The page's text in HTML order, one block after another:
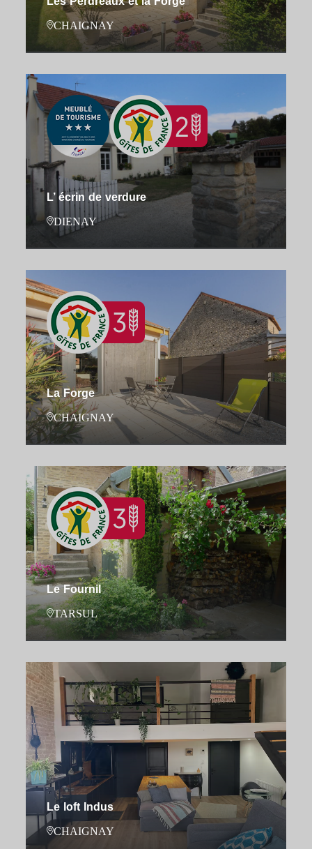
CHAIGNAY
L’ écrin de verdure
DIENAY
La Forge
CHAIGNAY
Le Fournil
TARSUL
Le loft Indus
CHAIGNAY